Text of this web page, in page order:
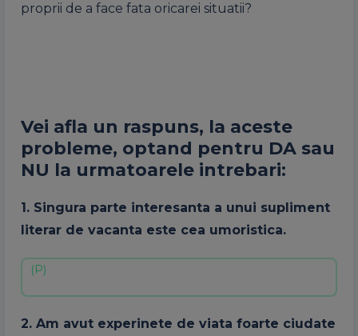
proprii de a face fata oricarei situatii?
Vei afla un raspuns, la aceste
probleme, optand pentru DA sau
NU la urmatoarele intrebari:
1. Singura parte interesanta a unui supliment
literar de vacanta este cea umoristica.
2. Am avut experinete de viata foarte ciudate